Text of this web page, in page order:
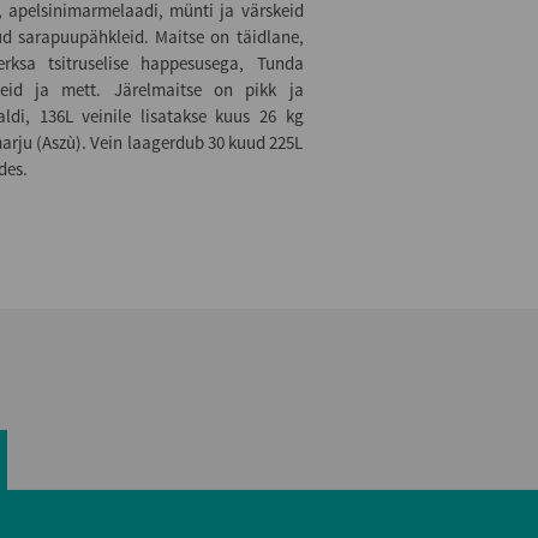
münti ja värskeid
sarapuupähkleid. Maitse on täidlane,
tsitruselise happesusega, Tunda
ja mett. Järelmaitse on pikk ja
136L veinile lisatakse kuus 26 kg
(Aszù). Vein laagerdub 30 kuud 225L